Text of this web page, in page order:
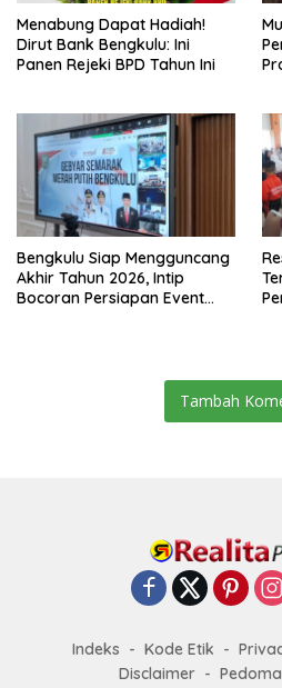
Menabung Dapat Hadiah!
Dirut Bank Bengkulu: Ini
Panen Rejeki BPD Tahun Ini
Bengkulu Siap Mengguncang
Akhir Tahun 2026, Intip
Bocoran Persiapan Event
Tambah
Indeks Kode Etik
Disclaimer